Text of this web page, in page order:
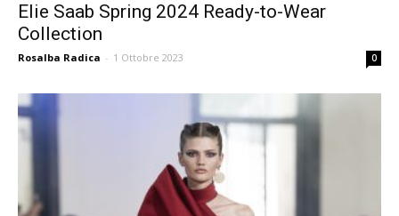
Elie Saab Spring 2024 Ready-to-Wear
Collection
Rosalba Radica - 1 Ottobre 2023 0